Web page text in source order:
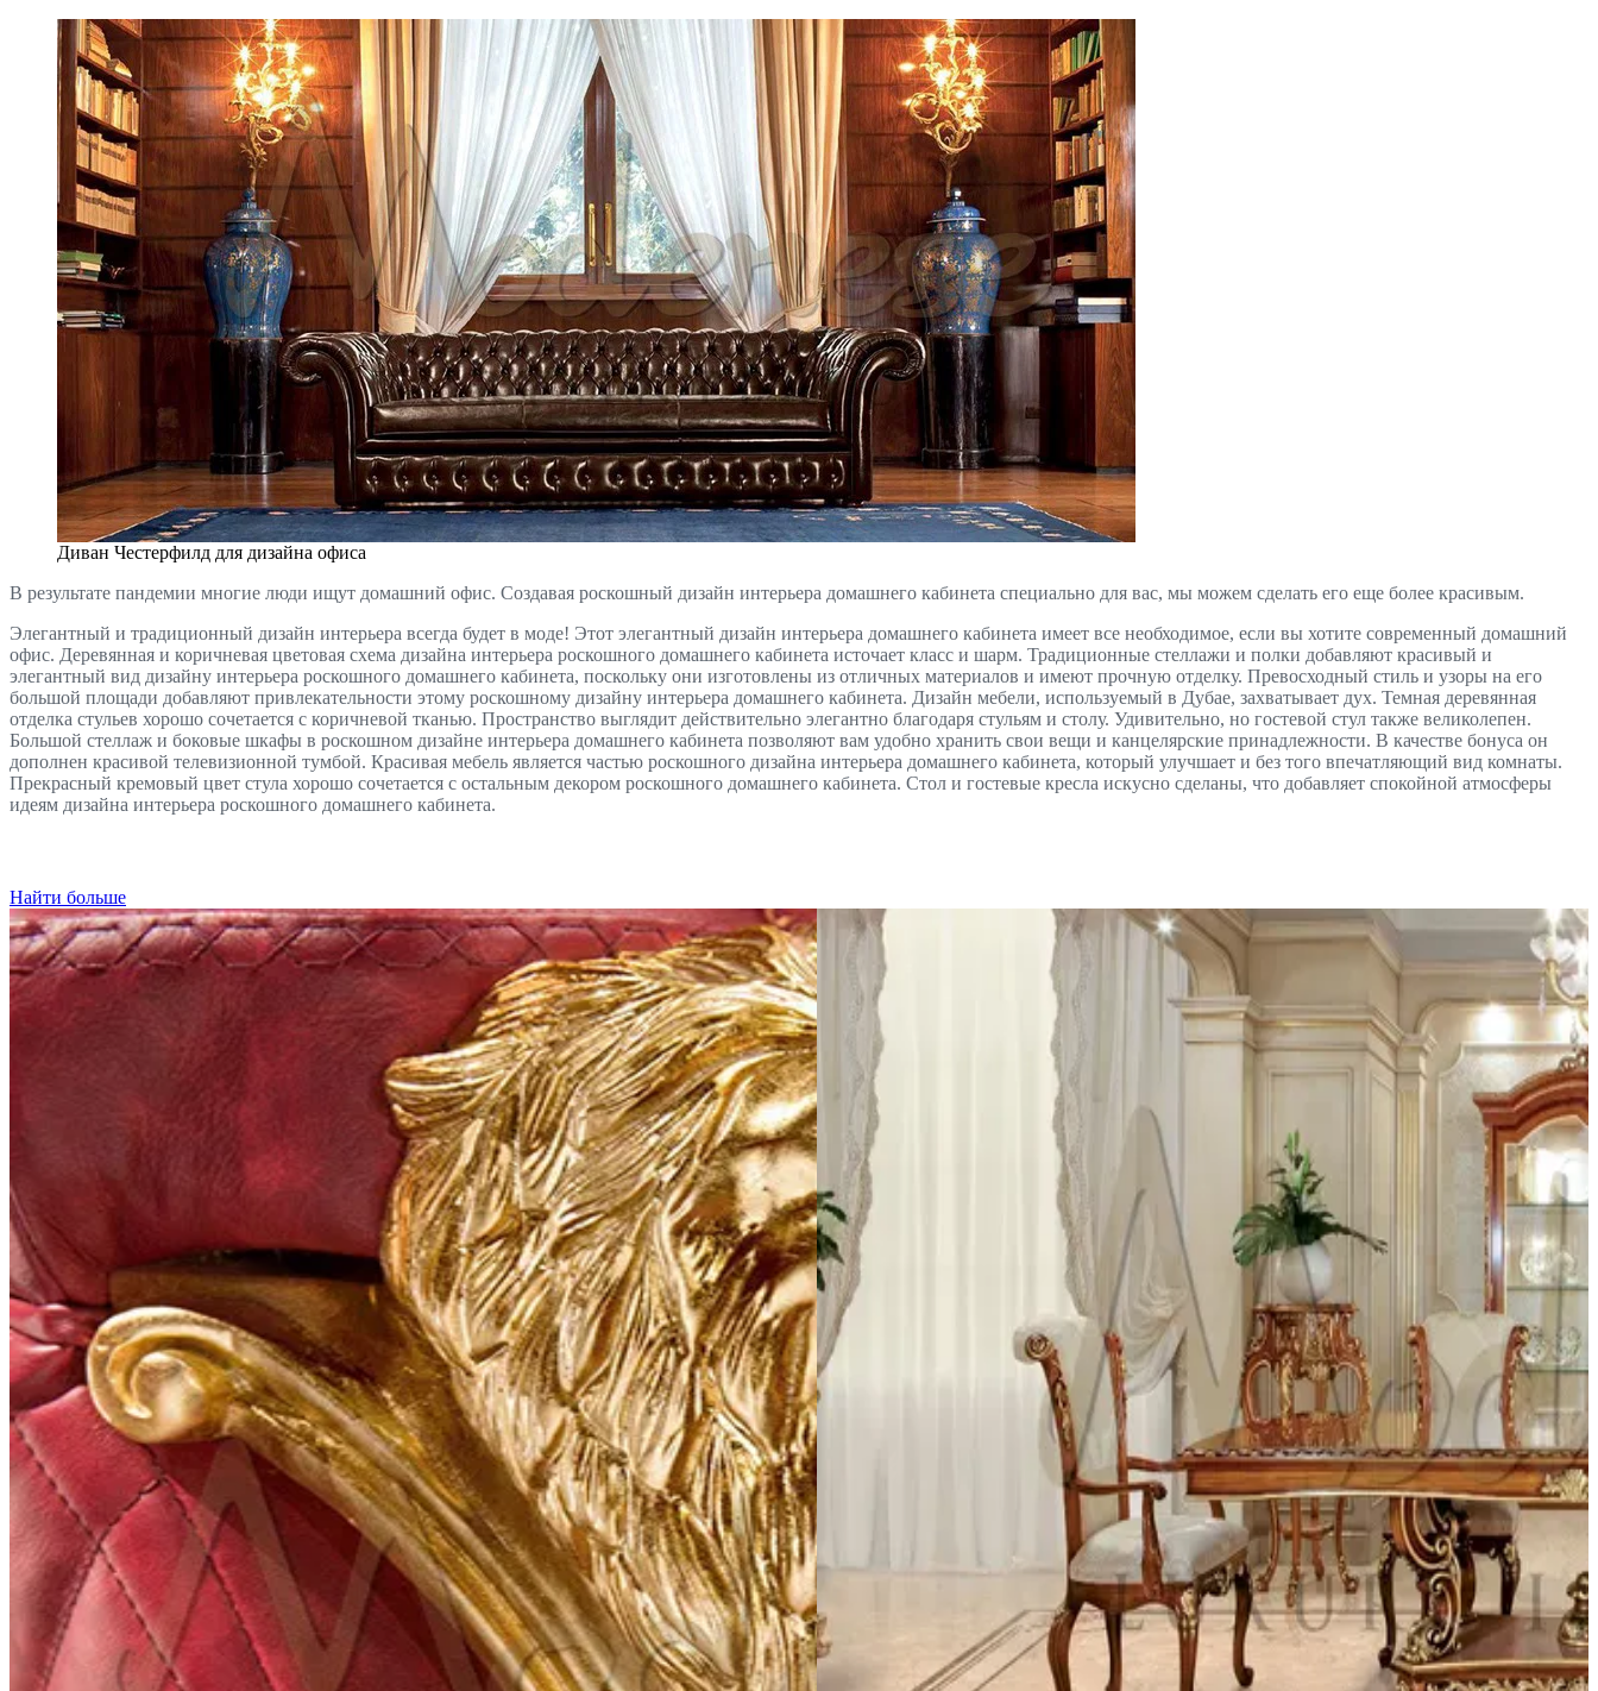
Диван Честерфилд для дизайна офиса
В результате пандемии многие люди ищут домашний офис. Создавая роскошный дизайн интерьера домашнего кабинета специально для вас, мы можем сделать его еще более красивым.
Элегантный и традиционный дизайн интерьера всегда будет в моде! Этот элегантный дизайн интерьера домашнего кабинета имеет все необходимое, если вы хотите современный домашний
офис. Деревянная и коричневая цветовая схема дизайна интерьера роскошного домашнего кабинета источает класс и шарм. Традиционные стеллажи и полки добавляют красивый и
элегантный вид дизайну интерьера роскошного домашнего кабинета, поскольку они изготовлены из отличных материалов и имеют прочную отделку. Превосходный стиль и узоры на его
большой площади добавляют привлекательности этому роскошному дизайну интерьера домашнего кабинета. Дизайн мебели, используемый в Дубае, захватывает дух. Темная деревянная
отделка стульев хорошо сочетается с коричневой тканью. Пространство выглядит действительно элегантно благодаря стульям и столу. Удивительно, но гостевой стул также великолепен.
Большой стеллаж и боковые шкафы в роскошном дизайне интерьера домашнего кабинета позволяют вам удобно хранить свои вещи и канцелярские принадлежности. В качестве бонуса он
дополнен красивой телевизионной тумбой. Красивая мебель является частью роскошного дизайна интерьера домашнего кабинета, который улучшает и без того впечатляющий вид комнаты.
Прекрасный кремовый цвет стула хорошо сочетается с остальным декором роскошного домашнего кабинета. Стол и гостевые кресла искусно сделаны, что добавляет спокойной атмосферы
идеям дизайна интерьера роскошного домашнего кабинета.
Найти больше